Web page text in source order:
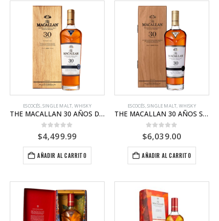
ESCOCÉS,SINGLE MALT, WHISKY
THE MACALLAN 30 AÑOS DOUBLE CASK
0 out of 5
$4,499.99
AÑADIR AL CARRITO
ESCOCÉS,SINGLE MALT, WHISKY
THE MACALLAN 30 AÑOS SHERRY
0out of 5
$6,039.00
AÑADIR AL CARRITO